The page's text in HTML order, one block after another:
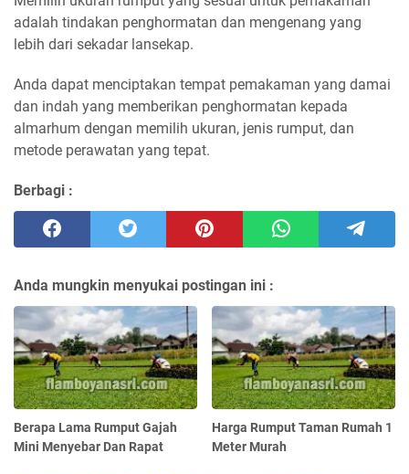
adalah tindakan penghormatan dan mengenang yang
lebih dari sekadar lansekap.
Anda dapat menciptakan tempat pemakaman yang damai
dan indah yang memberikan penghormatan kepada
almarhum dengan memilih ukuran, jenis rumput, dan
metode perawatan yang tepat.
Berbagi :
Anda mungkin menyukai postingan ini :
Berapa Lama Rumput Gajah
Mini Menyebar Dan Rapat
Harga Rumput Taman Rumah 1
Meter Murah